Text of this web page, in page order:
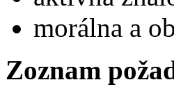
morálna a
Zoznam